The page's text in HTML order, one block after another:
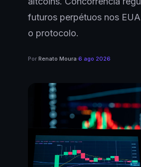
futuros perpétuos nos
o protocolo.
Por Renato Moura·6 ago 2026